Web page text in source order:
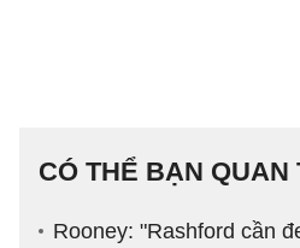
CÓ THỂ BẠN QUAN
Rooney: "Rashford cần